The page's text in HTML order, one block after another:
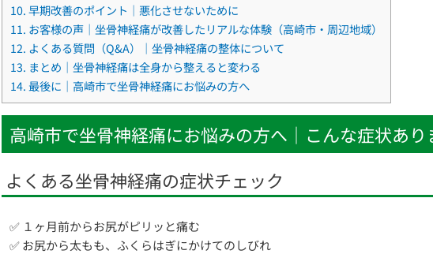
10.早期改善のポイント｜悪化させないために
11. お客様の声｜坐骨神経痛が改善したリアルな体験（高崎市・周辺地域）
12. よくある質問（Q&A）｜坐骨神経痛の整体について
13. まとめ｜坐骨神経痛は全身から整えると変わる
14. 最後に｜高崎市で坐骨神経痛にお悩みの方へ
高崎市で坐骨神経痛にお悩みの方へ｜こんな症状あり
よくある坐骨神経痛の症状チェック
✅ １ヶ月前からお尻がピリッと痛む
✅ お尻から太もも、ふくらはぎにかけてのしびれ